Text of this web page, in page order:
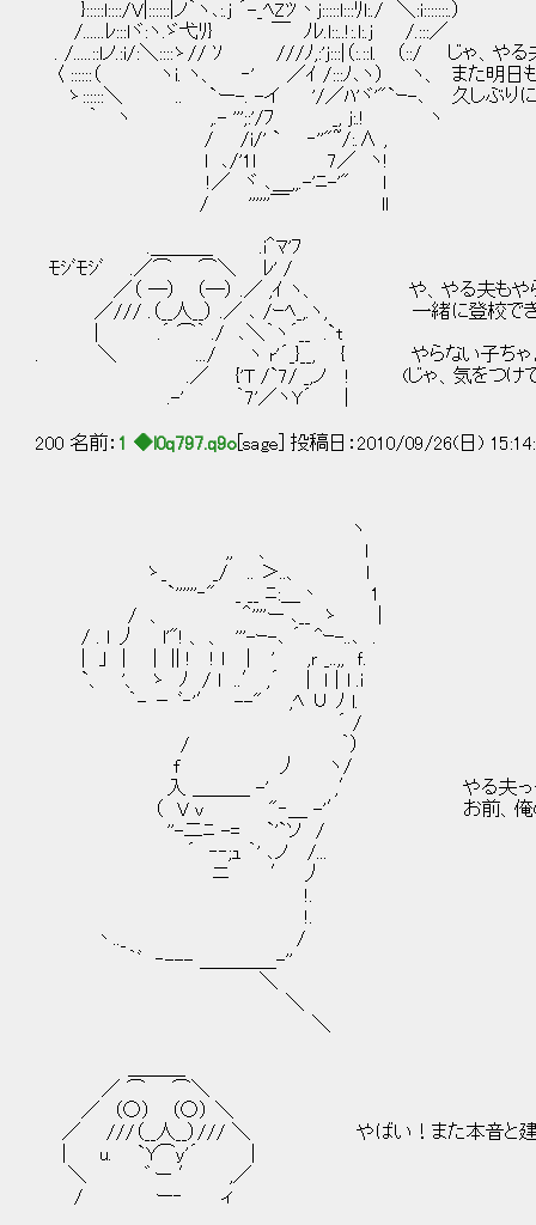
}:::::l::::/V|::::::|ノ｀ヽ､:.j ´-_ﾍZﾂ丶j:::::l:::ﾘl:./ ＼:i:::::::.）
/......ﾚ:::lヾ:ヽ.ゞ弋ﾘ} ￣ ﾉﾚ.l::..!:.l:.j /.:::／
. /.....::lノ.:i/:＼::::ゝ// ｿ ///ﾉ,:'j:::|（:.::l. （::/ じゃ、やる夫
〈 ::::::（ ヽi. ヽ、 ‐' ／ｲ /:::ﾉ､ヽ） ヽ、 また明日もよ
ゝ::::::＼ .. `ー-. -イ '/／ﾊ'ヾ'"`ｰ-､ 久しぶりに話せ
｀ ヽ ,.- ''';:'/ﾌ _, j:.! ヽ
/ /i/' ` ‐''"~/:.∧ ,
l ､/'1l 7／ ヽ!
!／ ヾ ､＿,,.-'ﾆ-'" l
/ ''''''￣ ll
.＿＿＿_ .i＾ﾏ'ﾌ
ﾓｼﾞﾓｼﾞ .／⌒ ⌒＼ ﾚ' /
／（ ―） （―） .／ ,ｲ ヽ、 や、やる夫もやらな
／/// .（__人__） .／ ､ /ｰﾍ_,.ヽ, 一緒に登校できて
| .´ ⌒｀ ./ ､＼｀ヽ´__ .`t
. ＼ .../ ヽ r'´_}__, { やらない子ちゃんかわいく
.／ {'T /`7/ _,ノ ! (じゃ、気をつけて
.-' ｀7'／ヽY´ |
200 名前： 1 ◆l0q797.q9o [sage] 投稿日：2010/09/26(日)
ヽ
,, 、 ｌ
ゝ_ _/ .. ＞..、 l
`''''''‐" _ __ ﾆ:＿丶 1
/ 、 ＾''''ー ､__ ゝ │
/ . ｌ 丿 l'"! 、 、 '''-ｰ-､ ´ ^ｰ-..､ .
| 」 | | || ! ! ｌ │ ' ,ｒ _..,, ｆ.
`、 '、 ゝ ﾉ / l ..′ ,´ | l│l .ｉ
｀- － ﾞ‐'′ --" ,ﾍ ∪ ﾉ l.
´ /
/ ｀）
f 丿 ヽ/
入 ＿＿＿ -' ,′ やる夫っっっっっっっ
（ V ｖ "‐＿ -'′ お前、俺の妹をやら
''-二ﾆ -= `'`ソ /
´ ‐‐;ｭ ｀' ､ノ /...
ニ ′ 丿
!.
!.
丶.._ /
｀ﾞ ‐--- ＿＿＿＿-''
＼
＼
＼
／ ⌒ ⌒＼
／ （○） （○） ＼
／ ///（__人__）/// ＼ やばい！また本音と建前
| u. `Y⌒y'´ |
＼ ゛ー ′ ,／
/ ー‐ ィ